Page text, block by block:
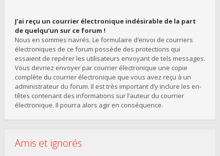
J’ai reçu un courrier électronique indésirable de la part
de quelqu’un sur ce forum !
Nous en sommes navrés. Le formulaire d’envoi de courriers
électroniques de ce forum possède des protections qui
essaient de repérer les utilisateurs envoyant de tels messages.
Vous devriez envoyer par courrier électronique une copie
complète du courrier électronique que vous avez reçu à un
administrateur du forum. Il est très important d’y inclure les en-
têtes contenant des informations sur l’auteur du courrier
électronique. Il pourra alors agir en conséquence.
Amis et ignorés